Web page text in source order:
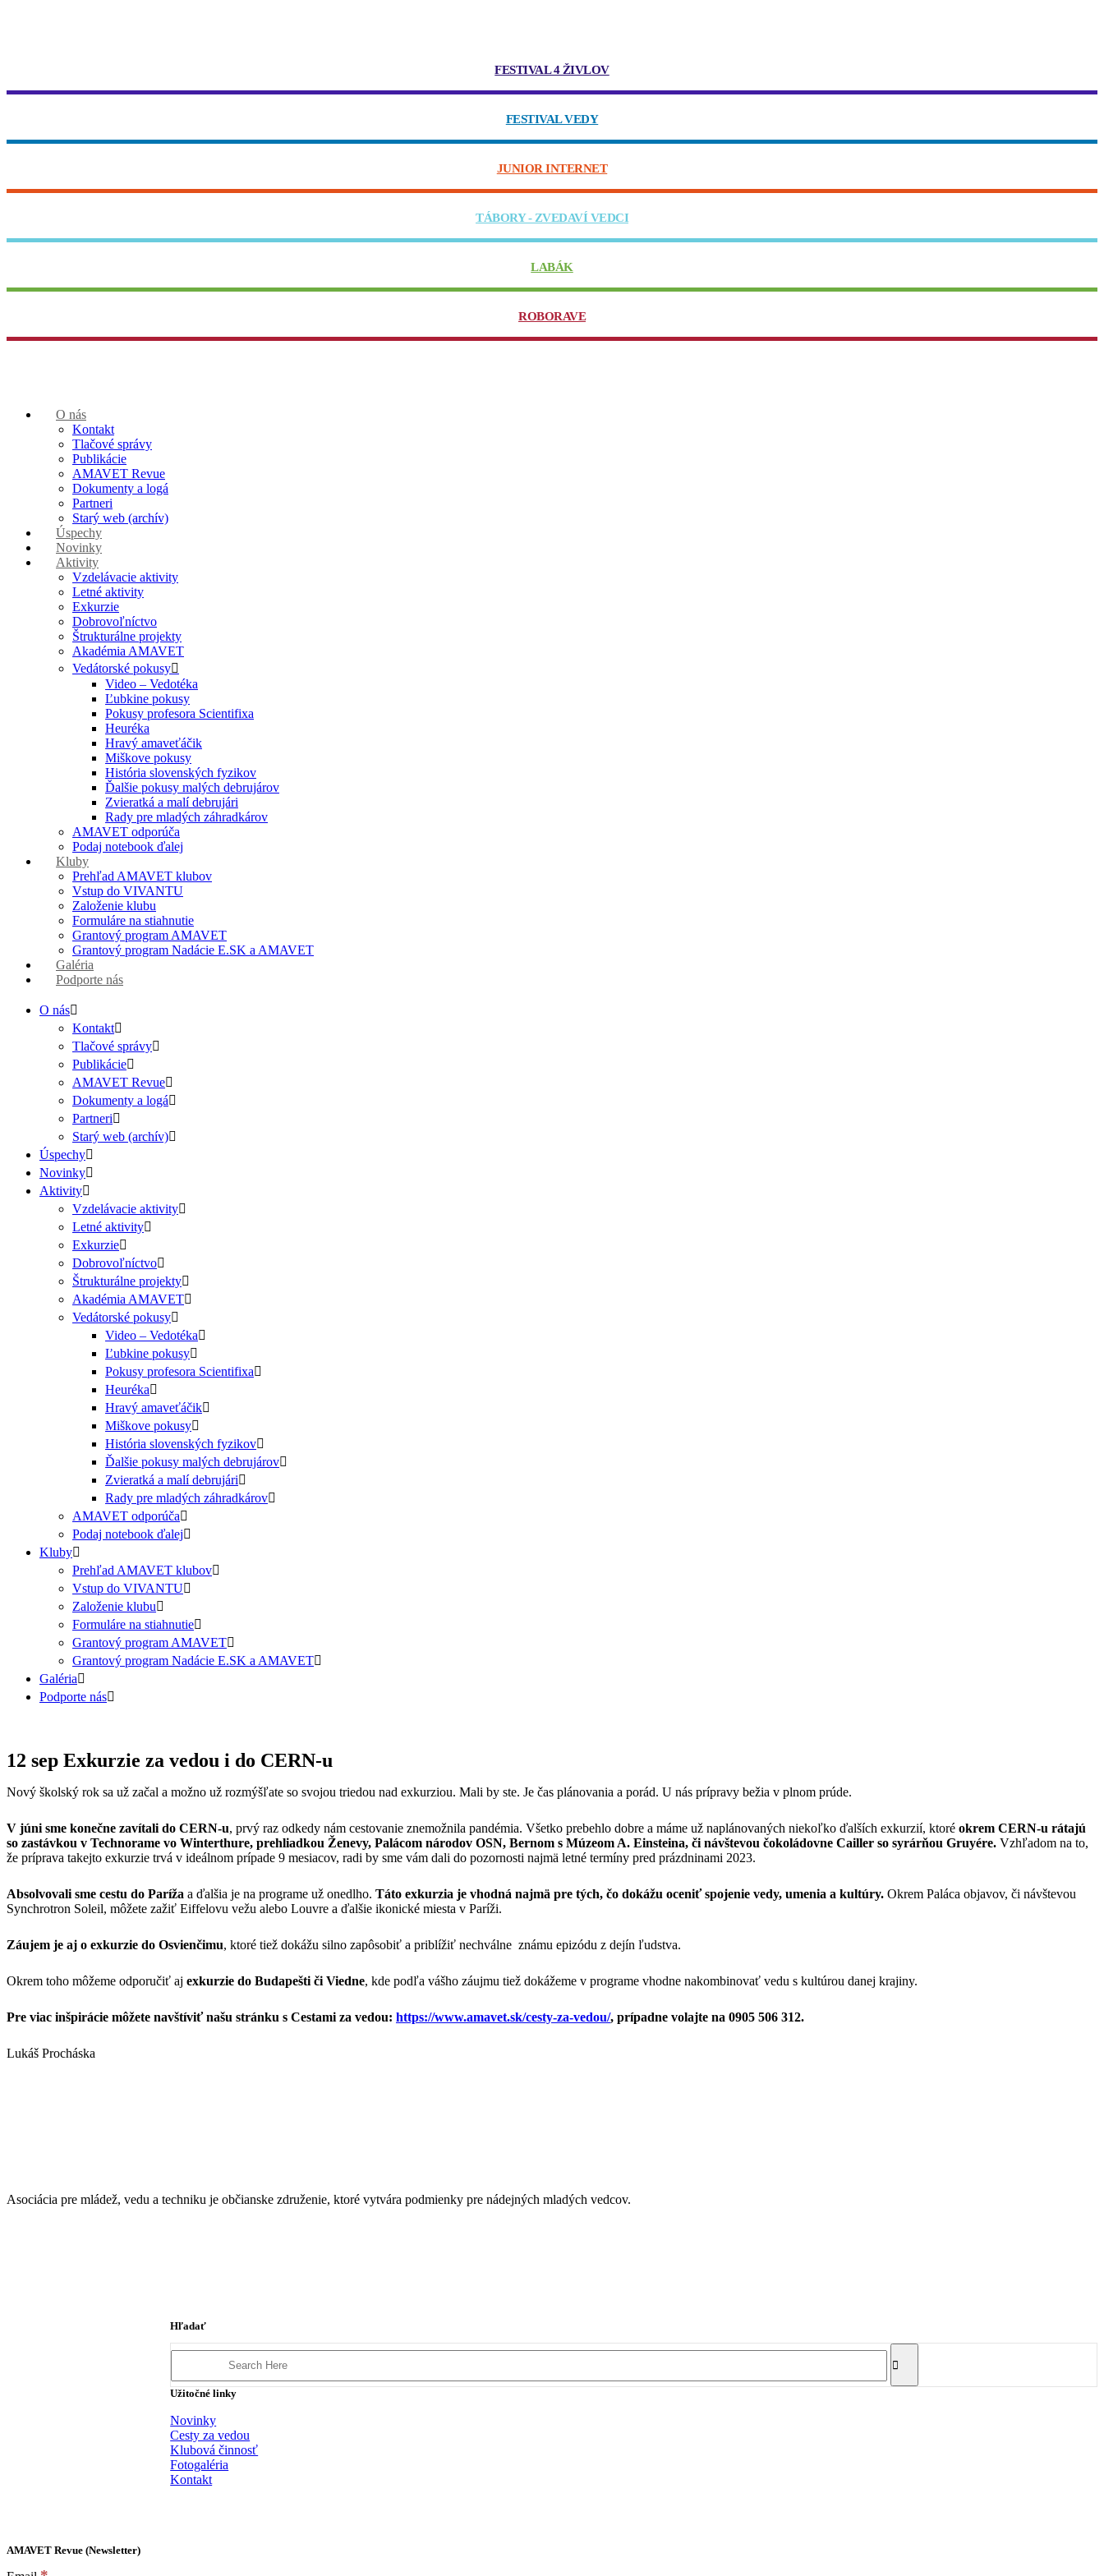
FESTIVAL 4 ŽIVLOV
FESTIVAL VEDY
JUNIOR INTERNET
TÁBORY - ZVEDAVÍ VEDCI
LABÁK
ROBORAVE
O nás
Kontakt
Tlačové správy
Publikácie
AMAVET Revue
Dokumenty a logá
Partneri
Starý web (archív)
Úspechy
Novinky
Aktivity
Vzdelávacie aktivity
Letné aktivity
Exkurzie
Dobrovoľníctvo
Štrukturálne projekty
Akadémia AMAVET
Vedátorské pokusy
Video – Vedotéka
Ľubkine pokusy
Pokusy profesora Scientifixa
Heuréka
Hravý amaveťáčik
Miškove pokusy
História slovenských fyzikov
Ďalšie pokusy malých debrujárov
Zvieratká a malí debrujári
Rady pre mladých záhradkárov
AMAVET odporúča
Podaj notebook ďalej
Kluby
Prehľad AMAVET klubov
Vstup do VIVANTU
Založenie klubu
Formuláre na stiahnutie
Grantový program AMAVET
Grantový program Nadácie E.SK a AMAVET
Galéria
Podporte nás
O nás
Kontakt
Tlačové správy
Publikácie
AMAVET Revue
Dokumenty a logá
Partneri
Starý web (archív)
Úspechy
Novinky
Aktivity
Vzdelávacie aktivity
Letné aktivity
Exkurzie
Dobrovoľníctvo
Štrukturálne projekty
Akadémia AMAVET
Vedátorské pokusy
Video – Vedotéka
Ľubkine pokusy
Pokusy profesora Scientifixa
Heuréka
Hravý amaveťáčik
Miškove pokusy
História slovenských fyzikov
Ďalšie pokusy malých debrujárov
Zvieratká a malí debrujári
Rady pre mladých záhradkárov
AMAVET odporúča
Podaj notebook ďalej
Kluby
Prehľad AMAVET klubov
Vstup do VIVANTU
Založenie klubu
Formuláre na stiahnutie
Grantový program AMAVET
Grantový program Nadácie E.SK a AMAVET
Galéria
Podporte nás
12 sep Exkurzie za vedou i do CERN-u
Nový školský rok sa už začal a možno už rozmýšľate so svojou triedou nad exkurziou. Mali by ste. Je čas plánovania a porád. U nás prípravy bežia v plnom prúde.
V júni sme konečne zavítali do CERN-u, prvý raz odkedy nám cestovanie znemožnila pandémia. Všetko prebehlo dobre a máme už naplánovaných niekoľko ďalších exkurzií, ktoré okrem CERN-u rátajú
so zastávkou v Technorame vo Winterthure, prehliadkou Ženevy, Palácom národov OSN, Bernom s Múzeom A. Einsteina, či návštevou čokoládovne Cailler so syrárňou Gruyére. Vzhľadom na to,
že príprava takejto exkurzie trvá v ideálnom prípade 9 mesiacov, radi by sme vám dali do pozornosti najmä letné termíny pred prázdninami 2023.
Absolvovali sme cestu do Paríža a ďalšia je na programe už onedlho. Táto exkurzia je vhodná najmä pre tých, čo dokážu oceniť spojenie vedy, umenia a kultúry. Okrem Paláca objavov, či návštevou
Synchrotron Soleil, môžete zažiť Eiffelovu vežu alebo Louvre a ďalšie ikonické miesta v Paríži.
Záujem je aj o exkurzie do Osvienčimu, ktoré tiež dokážu silno zapôsobiť a priblížiť nechválne známu epizódu z dejín ľudstva.
Okrem toho môžeme odporučiť aj exkurzie do Budapešti či Viedne, kde podľa vášho záujmu tiež dokážeme v programe vhodne nakombinovať vedu s kultúrou danej krajiny.
Pre viac inšpirácie môžete navštíviť našu stránku s Cestami za vedou: https://www.amavet.sk/cesty-za-vedou/, prípadne volajte na 0905 506 312.
Lukáš Procháska
Asociácia pre mládež, vedu a techniku je občianske združenie, ktoré vytvára podmienky pre nádejných mladých vedcov.
Hľadať
Search
Užitočné linky
Novinky
Cesty za vedou
Klubová činnosť
Fotogaléria
Kontakt
AMAVET Revue (Newsletter)